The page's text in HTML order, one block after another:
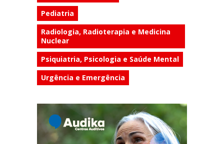
Pediatria
Radiologia, Radioterapia e Medicina
Nuclear
Psiquiatria, Psicologia e Saúde Mental
Urgência e Emergência